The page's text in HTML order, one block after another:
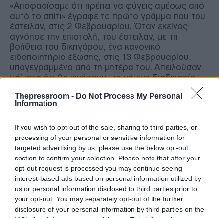
Thepressroom - Do Not Process My Personal
Information
If you wish to opt-out of the sale, sharing to third parties, or
processing of your personal or sensitive information for
targeted advertising by us, please use the below opt-out
section to confirm your selection. Please note that after your
opt-out request is processed you may continue seeing
interest-based ads based on personal information utilized by
us or personal information disclosed to third parties prior to
your opt-out. You may separately opt-out of the further
disclosure of your personal information by third parties on the
«Αποφασίσαμε ότι πρέπει να φύγεις αμέσως από
αυτό το σπίτι» έγραφε το πρώτο γράμμα που του
έστειλαν, στις 2 Φεβρουαρίου. Όταν εκείνος
αγνόησε την επιστολή, του έστειλαν, με τη
βοήθεια του δικηγόρου, ένα κανονικό
ειδοποιητήριο έξωσης, στις 13 Φεβρουαρίου,
υπογεγραμμένο από τη μητέρα του. Απειλούσαν
μάλιστα ότι θα κινήσουν «τη νόμιμη διαδικασία»
δολάρια, αλλά και μερικά αιχμηρά σχόλια για τη
συμπεριφορά του. «Υπάρχουν δουλειές
διαθέσιμες ακόμη και για εκείνους που έχουν
φτωχή εργασιακή εμπειρία όπως εσύ. Βρες μια
δουλειά. Πρέπει να δουλέψεις!», τον προέτρεψαν.
Στις 30 Μαρτίου, κατέστη προφανές σε όλους ότι
ο γιος δεν είχε κανέναν σκοπό να φύγει. Έτσι τον
Απρίλιο προσέφυγαν στη δικαιοσύνη για να τον